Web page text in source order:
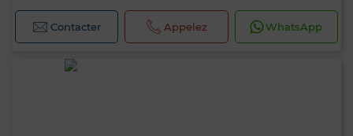
Contacter Appelez WhatsApp